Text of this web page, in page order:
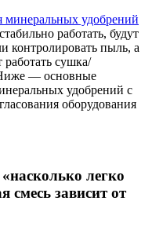
минеральных удобрений
работать, будут
контролировать пыль, а
работать сушка/
Ниже — основные
удобрений с
оборудования
легко
смесь зависит от